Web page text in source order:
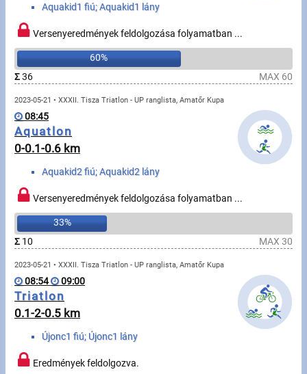
Sportoló keresés
Sportágak
Futás
Kerékpározás
Túrázás
Úszás
Hírek
Rajtlisták, Eredmények
Aquakid1 fiú; Aquakid1 lány
Versenyeredmények feldolgozása folyamatban ...
60%
Σ36 MAX 60
2023-05-21 • XXXII. Tisza Triatlon - UP ranglista, Amatőr Kupa
08:45
Aquatlon
0-0.1-0.6 km
Aquakid2 fiú; Aquakid2 lány
Versenyeredmények feldolgozása folyamatban ...
33%
Σ 10 MAX 30
2023-05-21 • XXXII. Tisza Triatlon - UP ranglista, Amatőr Kupa
08:54 09:00
Triatlon
0.1-2-0.5 km
Újonc1 fiú; Újonc1 lány
Eredmények feldolgozva.